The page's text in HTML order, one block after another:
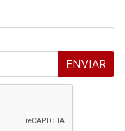
ENVIAR